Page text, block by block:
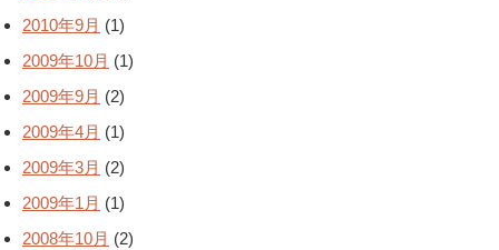
2010年9月 (1)
2009年10月 (1)
2009年9月 (2)
2009年4月 (1)
2009年3月 (2)
2009年1月 (1)
2008年10月 (2)